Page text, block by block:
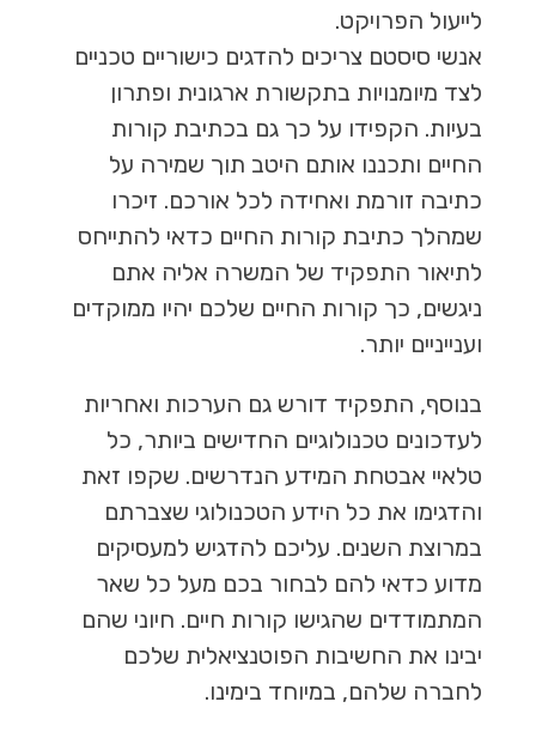
לייעול הפרויקט.
אנשי סיסטם צריכים להדגים כישוריים טכניים
לצד מיומנויות בתקשורת ארגונית ופתרון
בעיות. הקפידו על כך גם בכתיבת קורות
החיים ותכננו אותם היטב תוך שמירה על
כתיבה זורמת ואחידה לכל אורכם. זיכרו
שמהלך כתיבת קורות החיים כדאי להתייחס
לתיאור התפקיד של המשרה אליה אתם
ניגשים, כך קורות החיים שלכם יהיו ממוקדים
וענייניים יותר.
בנוסף, התפקיד דורש גם הערכות ואחריות
לעדכונים טכנולוגיים החדישים ביותר, כל
טלאיי אבטחת המידע הנדרשים. שקפו זאת
והדגימו את כל הידע הטכנולוגי שצברתם
במרוצת השנים. עליכם להדגיש למעסיקים
מדוע כדאי להם לבחור בכם מעל כל שאר
המתמודדים שהגישו קורות חיים. חיוני שהם
יבינו את החשיבות הפוטנציאלית שלכם
לחברה שלהם, במיוחד בימינו.